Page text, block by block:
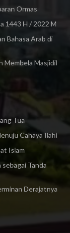
Ormas
1443 H / 2022 M
Bahasa Arab di
Membela Masjidil
Tua
Cahaya Ilahi
Islam
Tanda
Derajatnya